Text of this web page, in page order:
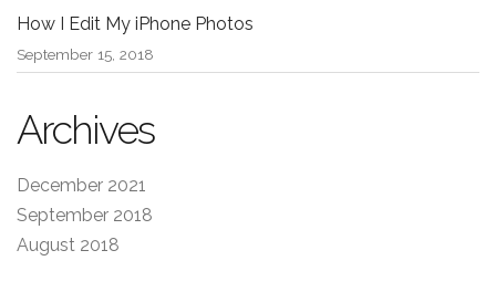
How I Edit My iPhone Photos
September 15, 2018
Archives
December 2021
September 2018
August 2018